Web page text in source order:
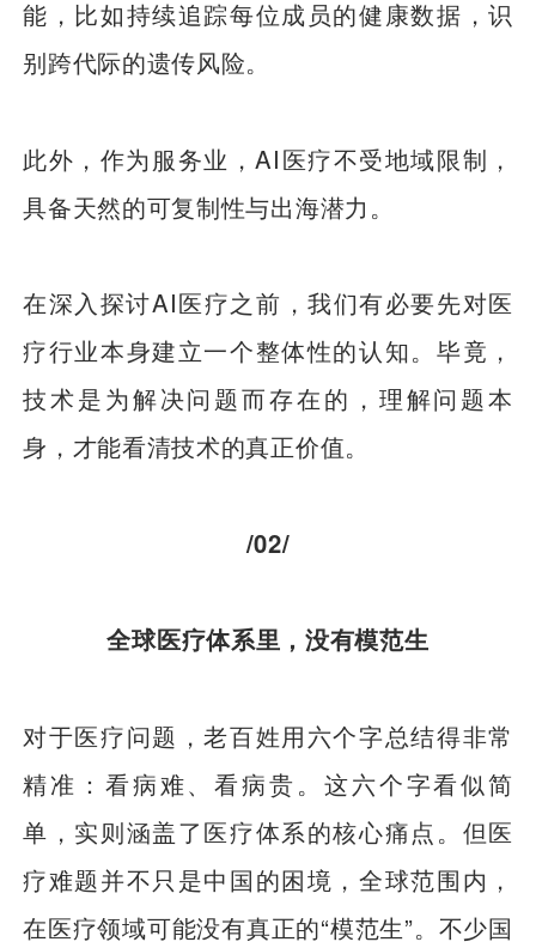
能，比如持续追踪每位成员的健康数据，识
别跨代际的遗传风险。
此外，作为服务业，AI医疗不受地域限制，
具备天然的可复制性与出海潜力。
在深入探讨AI医疗之前，我们有必要先对医
疗行业本身建立一个整体性的认知。毕竟，
技术是为解决问题而存在的，理解问题本
身，才能看清技术的真正价值。
/02/
全球医疗体系里，没有模范生
对于医疗问题，老百姓用六个字总结得非常
精准：看病难、看病贵。这六个字看似简
单，实则涵盖了医疗体系的核心痛点。但医
疗难题并不只是中国的困境，全球范围内，
在医疗领域可能没有真正的“模范生”。不少国